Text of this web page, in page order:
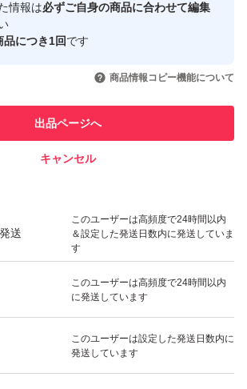
引を完了させた実績があります
での取引実績があります
送
このユーザーは高頻度で24時間以内
＆設定した発送日数内に発送していま
す
このユーザーは高頻度で24時間以内
に発送しています
このユーザーは設定した発送日数内に
発送しています
情報は必ずご自身の商品に合わせて編集
品につき1回です
商品情報コピー機能について
出品ページへ
キャンセル
いいね！
1,170